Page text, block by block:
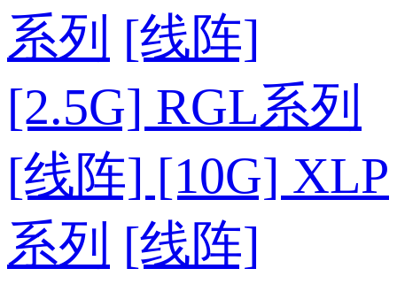
系列 [线阵]
[2.5G] RGL系列
[线阵] [10G] XLP
系列 [线阵]